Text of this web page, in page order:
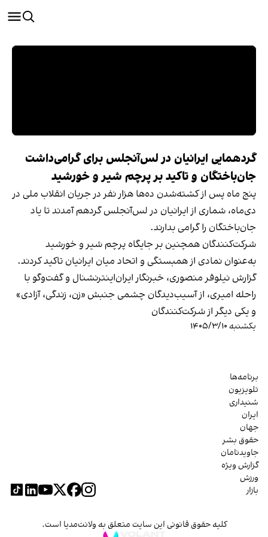
گردهمایی ایرانیان در لس‌آنجلس برای گرامی‌داشت
جان‌باختگان و تاکید بر پرچم شیر و خورشید
پنج ماه پس از کشته‌شدن ده‌ها هزار نفر در جریان انقلاب ملی در
دی‌ماه، شماری از ایرانیان در لس‌آنجلس گردهم آمدند تا یاد
جان‌باختگان را گرامی بدارند.
شرکت‌کنندگان همچنین بر جایگاه پرچم شیر و خورشید
به‌عنوان نمادی از همبستگی و اتحاد میان ایرانیان تاکید کردند.
گزارش نیلوفر منصوری، خبرنگار ایران‌اینترنشنال و گفت‌وگو با
راحله امیری، از آسیب‌دیدگان چشمی جنبش «زن، زندگی، آزادی»
و یکی دیگر از شرکت‌کنندگان
یکشنبه ۱۴۰۵/۳/۱۰
برنامه‌ها
تلویزیون
شنیداری
ایران
جهان
حقوق بشر
جاویدنامان
گزارش ویژه
ورزش
بازار
کلیه حقوق قانونی این سایت متعلق به ولانت‌مدیا است.